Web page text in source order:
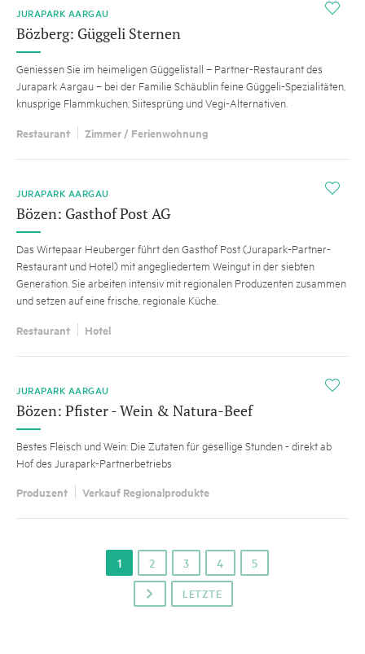
i
JURAPARK AARGAU
Bözberg: Güggeli Sternen
Geniessen Sie im heimeligen Güggelistall – Partner-Restaurant des
Jurapark Aargau – bei der Familie Schäublin feine Güggeli-Spezialitäten,
knusprige Flammkuchen, Siitesprüng und Vegi-Alternativen.
Restaurant Zimmer / Ferienwohnung
i
JURAPARK AARGAU
Bözen: Gasthof Post AG
Das Wirtepaar Heuberger führt den Gasthof Post (Jurapark-Partner-
Restaurant und Hotel) mit angegliedertem Weingut in der siebten
Generation. Sie arbeiten intensiv mit regionalen Produzenten zusammen
und setzen auf eine frische, regionale Küche.
Restaurant Hotel
i
JURAPARK AARGAU
Bözen: Pfister - Wein & Natura-Beef
Bestes Fleisch und Wein: Die Zutaten für gesellige Stunden - direkt ab
Hof des Jurapark-Partnerbetriebs
Produzent Verkauf Regionalprodukte
p LETZTE
1 2 3 4 5